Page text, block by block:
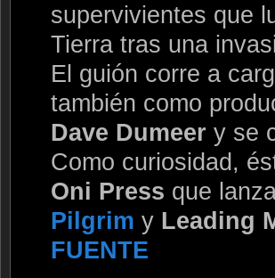
supervivientes que
Tierra tras una
El guión corre a
también como
Dave Dumeer y se
Como curiosidad,
Oni Press que
Pilgrim y Leading
FUENTE